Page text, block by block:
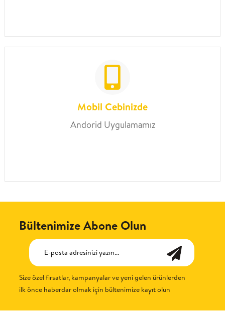
Mobil Cebinizde
Andorid Uygulamamız
Bültenimize Abone Olun
Size özel fırsatlar, kampanyalar ve yeni gelen ürünlerden
ilk önce haberdar olmak için bültenimize kayıt olun